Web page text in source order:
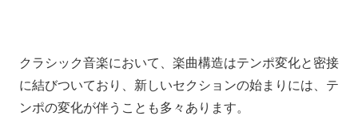
クラシック音楽において、楽曲構造はテンポ変化と密接
に結びついており、新しいセクションの始まりには、テ
ンポの変化が伴うことも多々あります。